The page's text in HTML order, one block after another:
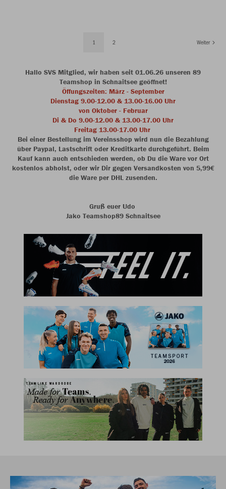
1 2 Weiter
Hallo SVS Mitglied, wir haben seit 01.06.26 unseren 89
Teamshop in Schnaitsee geöffnet!
Öffungszeiten: März - September
Dienstag 9.00-12.00 & 13.00-16.00 Uhr
von Oktober - Februar
Di & Do 9.00-12.00 & 13.00-17.00 Uhr
Freitag 13.00-17.00 Uhr
Bei einer Bestellung im Vereinsshop wird nun die Bezahlung
über Paypal, Lastschrift oder Kreditkarte durchgeführt. Beim
Kauf kann auch entschieden werden, ob Du die Ware vor Ort
kostenlos abholst, oder wir Dir gegen Versandkosten von 5,99€
die Ware per DHL zusenden.
Gruß euer Udo
Jako Teamshop89 Schnaitsee